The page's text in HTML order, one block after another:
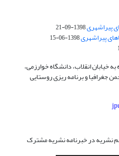
1398-09-21
پیراشهری1398-06-15
خیابان انقلاب، دانشگاه خوارزمی،
جغرافیا و برنامه ریزی روستایی
نشریه در خبرنامه نشریه مشترک